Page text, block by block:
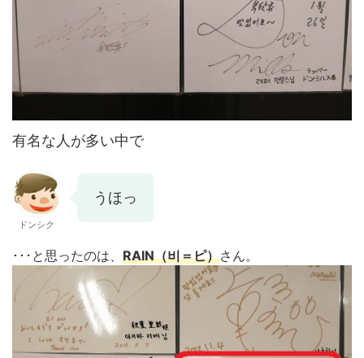
有名な人が多い中で
ドンシク
うほっ
･･･と思ったのは、 RAIN（비＝ピ）さん。